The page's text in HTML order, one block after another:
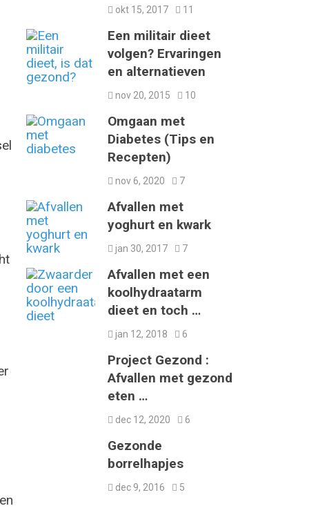
okt 15, 2017 11
Een militair dieet
volgen? Ervaringen
en alternatieven
nov 20, 2015 10
Omgaan met
Diabetes (Tips en
Recepten)
nov 6, 2020 7
Afvallen met
yoghurt en kwark
jan 30, 2017 7
Afvallen met een
koolhydraatarm
dieet en toch …
jan 12, 2018 6
Project Gezond :
Afvallen met gezond
eten …
dec 12, 2020 6
Gezonde
borrelhapjes
dec 9, 2016 5